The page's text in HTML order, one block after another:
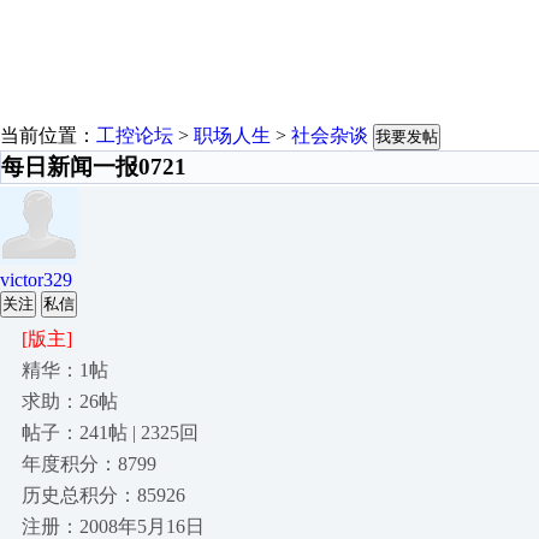
当前位置： 工控论坛 > 职场人生 > 社会杂谈 我要发帖
每日新闻一报0721
victor329
关注 私信
[版主]
精华：1帖
求助：26帖
帖子：241帖 | 2325回
年度积分：8799
历史总积分：85926
注册：2008年5月16日